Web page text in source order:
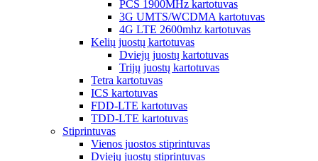
PCS 1900MHz kartotuvas
3G UMTS/WCDMA kartotuvas
4G LTE 2600mhz kartotuvas
Kelių juostų kartotuvas
Dviejų juostų kartotuvas
Trijų juostų kartotuvas
Tetra kartotuvas
ICS kartotuvas
FDD-LTE kartotuvas
TDD-LTE kartotuvas
Stiprintuvas
Vienos juostos stiprintuvas
Dviejų juostų stiprintuvas